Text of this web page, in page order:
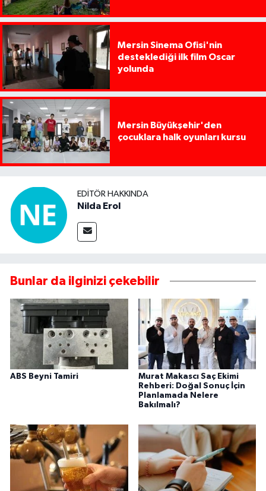
Mersin Sinema Ofisi'nin
desteklediği ilk film Oscar
yolunda
Mersin Büyükşehir'den
çocuklara halk oyunları kursu
EDITÖR HAKKINDA
Nilda Erol
Bunlar da ilginizi çekebilir
ABS Beyni Tamiri
Murat Makascı Saç Ekimi
Rehberi: Doğal Sonuç İçin
Planlamada Nelere
Bakılmalı?